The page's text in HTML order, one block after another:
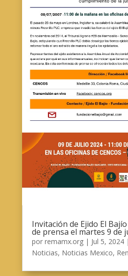
Invitación de Ejido El
de prensa el martes 9 de
por remamx.org| Jul 5, 2024|
Noticias, Noticias Mexico,